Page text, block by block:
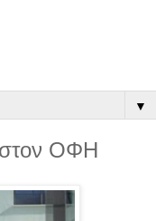
▼
ΟΦΗ